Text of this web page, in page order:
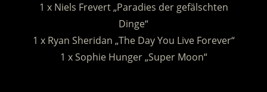
1 x Niels Frevert „Paradies der gefälschten
Dinge“
1 x Ryan Sheridan „The Day You Live Forever“
1 x Sophie Hunger „Super Moon“